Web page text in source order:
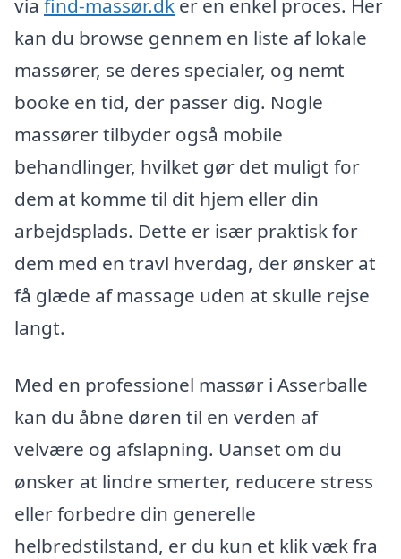
via find-massør.dk er en enkel proces. Her
kan du browse gennem en liste af lokale
massører, se deres specialer, og nemt
booke en tid, der passer dig. Nogle
massører tilbyder også mobile
behandlinger, hvilket gør det muligt for
dem at komme til dit hjem eller din
arbejdsplads. Dette er især praktisk for
dem med en travl hverdag, der ønsker at
få glæde af massage uden at skulle rejse
langt.
Med en professionel massør i Asserballe
kan du åbne døren til en verden af
velvære og afslapning. Uanset om du
ønsker at lindre smerter, reducere stress
eller forbedre din generelle
helbredstilstand, er du kun et klik væk fra